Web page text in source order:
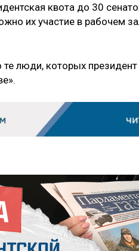
квота до 30
их участие в рабочем
люди, которых